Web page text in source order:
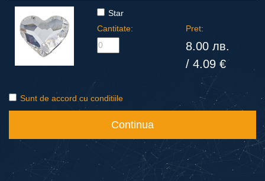
Star
Cantitate:
Pret:
8.00 лв.
/ 4.09 €
Sunt de accord cu conditiile
Continua